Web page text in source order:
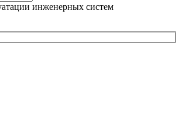
инженерных систем